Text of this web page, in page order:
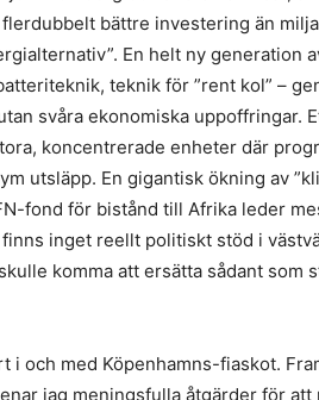
bättre investering än
En helt ny generation
teknik för ”rent kol” –
svåra ekonomiska uppoffringar.
koncentrerade enheter där
utsläpp. En gigantisk ökning av
fond för bistånd till Afrika leder
inget reellt politiskt stöd i
komma att ersätta sådant som
i och med Köpenhamns-fiaskot.
jag meningsfulla åtgärder för